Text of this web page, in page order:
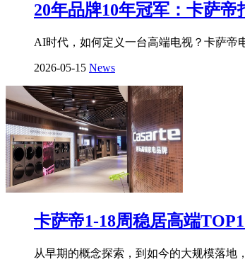
20年品牌10年冠军：卡萨
AI时代，如何定义一台高端电视？卡萨帝
2026-05-15 News
卡萨帝1-18周稳居高端
从早期的概念探索，到如今的大规模落地